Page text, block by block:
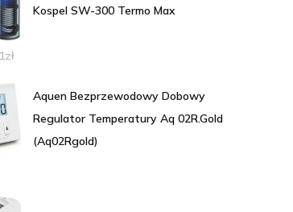
Kospel SW-300 Termo Max
zł
Aquen Bezprzewodowy Dobowy
Regulator Temperatury Aq 02R.Gold
(Aq02Rgold)